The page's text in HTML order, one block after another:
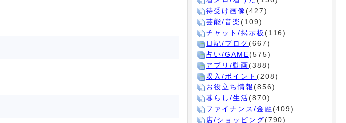
待受け画像(427)
芸能/音楽 (109)
チャット/掲示板 (116)
日記/ブログ(667)
占い/GAME(575)
アプリ/動画(388)
収入/ポイント (208)
お役立ち情報 (856)
暮らし/生活(870)
ファイナンス/金融 (409)
店/ショッピング(790)